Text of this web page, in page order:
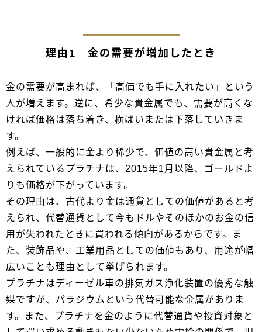
理由1 金の需要が増加したとき
金の需要が高まれば、「高価でも手に入れたい」という
人が増えます。逆に、希少な貴金属でも、需要が高くな
ければ価格は落ち着き、横ばいまたは下落していきま
す。
例えば、一般的に金より稀少で、価値の高い貴金属と考
えられているプラチナは、2015年1月以降、ゴールドよ
りも価格が下がっています。
その理由は、古代より金は通貨としての価値があると考
えられ、代替通貨として今もドルやそのほかのお金の信
用が失われたときに買われる傾向があるからです。ま
た、装飾品や、工業用品としての価値もあり、用途が幅
広いことも理由として挙げられます。
プラチナはディーゼル車の排気ガス浄化装置の優秀な触
媒ですが、パラジウムという代替可能な金属がありま
す。また、プラチナを金のように代替通貨や投資対象と